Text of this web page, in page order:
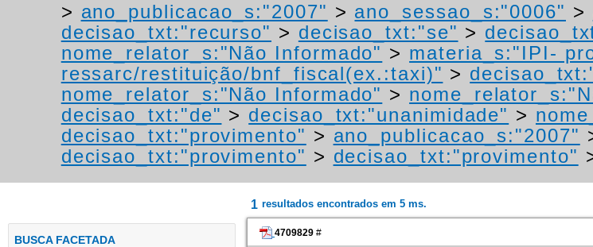
> ano_publicacao_s:"2007" > ano_sessao_s:"0006" >
decisao_txt:"recurso" > decisao_txt:"se" >
nome_relator_s:"Não Informado" > materia_s:"IPI-
ressarc/restituição/bnf_fiscal(ex.:taxi)" >
nome_relator_s:"Não Informado" >
decisao_txt:"de" > decisao_txt:"unanimidade" >
decisao_txt:"provimento" > ano_publicacao_s:"2007"
decisao_txt:"provimento" > decisao_txt:"provimento"
BUSCA FACETADA
1 resultados encontrados em 5 ms.
4709829 #